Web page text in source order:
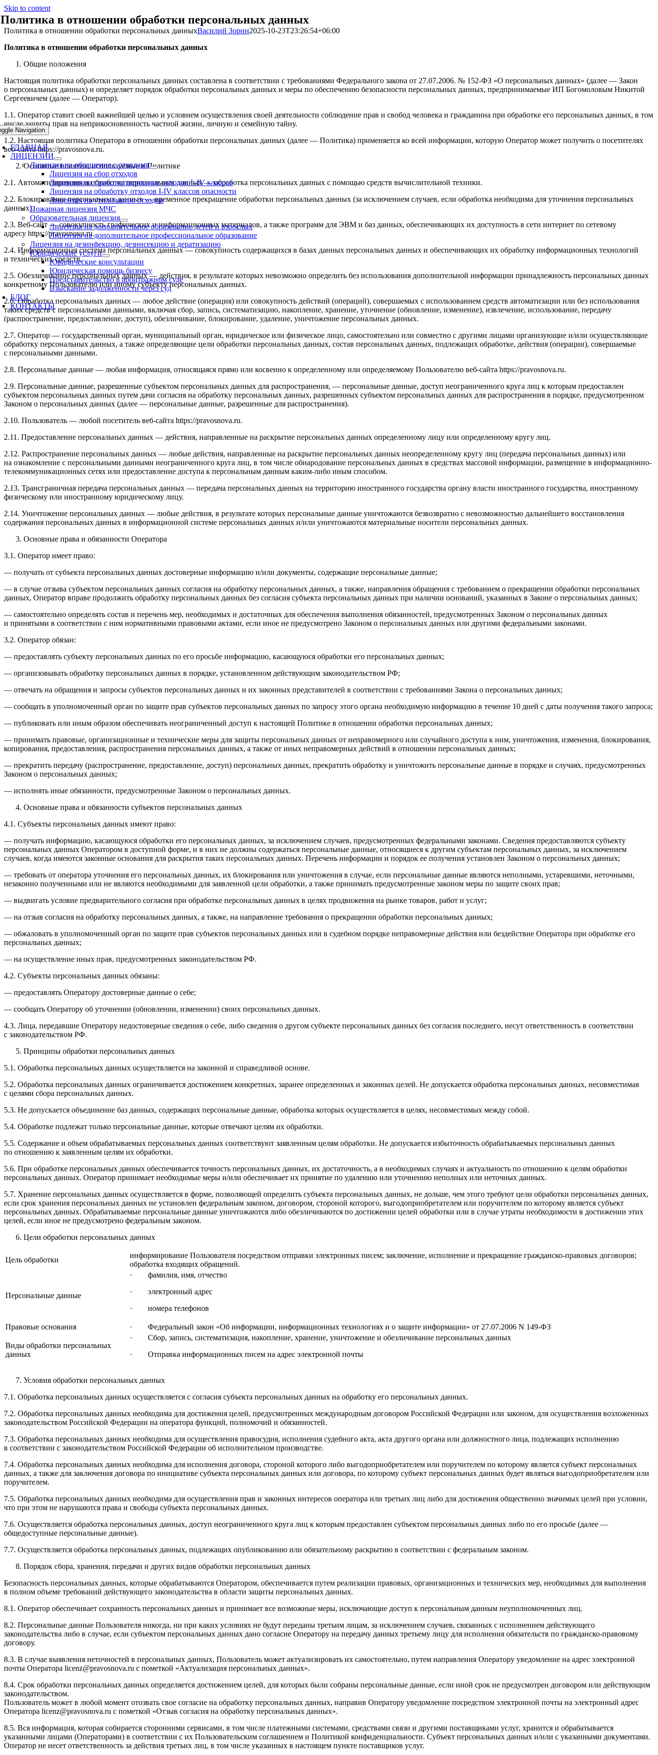
Skip to content
Navigation
ГЛАВНАЯ
ЛИЦЕНЗИИ
Лицензия на обращение с отходами
Лицензия на сбор отходов
Лицензия на транспортирование отходов I–IV классов
Лицензия на обработку отходов I-IV классов опасности
Лицензия на утилизацию отходов
Пожарная лицензия МЧС
Образовательная лицензия
Лицензия на дополнительное образование детей и взрослых
Лицензия на дополнительное профессиональное образование
Лицензия на дезинфекцию, дезинсекцию и дератизацию
Юридические услуги
Юридические консультации
Юридическая помощь бизнесу
Представительство в арбитражном суде
Взыскание задолженности через суд
БЛОГ
КОНТАКТЫ
074-38-32
Политика в отношении обработки персональных данных
Политика в отношении обработки персональных данныхВасилий Зорин2025-10-23T23:26:54+06:00
Политика в отношении обработки персональных данных
Общие положения
Настоящая политика обработки персональных данных составлена в соответствии с требованиями Федерального закона от 27.07.2006. № 152-ФЗ «О персональных данных» (далее — Закон
о персональных данных) и определяет порядок обработки персональных данных и меры по обеспечению безопасности персональных данных, предпринимаемые ИП Богомоловым Никитой
Сергеевичем (далее — Оператор).
1.1. Оператор ставит своей важнейшей целью и условием осуществления своей деятельности соблюдение прав и свобод человека и гражданина при обработке его персональных данных, в том
числе защиты прав на неприкосновенность частной жизни, личную и семейную тайну.
1.2. Настоящая политика Оператора в отношении обработки персональных данных (далее — Политика) применяется ко всей информации, которую Оператор может получить о посетителях
веб-сайта https://pravosnova.ru.
Основные понятия, используемые в Политике
2.1. Автоматизированная обработка персональных данных — обработка персональных данных с помощью средств вычислительной техники.
2.2. Блокирование персональных данных — временное прекращение обработки персональных данных (за исключением случаев, если обработка необходима для уточнения персональных
данных).
2.3. Веб-сайт — совокупность графических и информационных материалов, а также программ для ЭВМ и баз данных, обеспечивающих их доступность в сети интернет по сетевому
адресу https://pravosnova.ru.
2.4. Информационная система персональных данных — совокупность содержащихся в базах данных персональных данных и обеспечивающих их обработку информационных технологий
и технических средств.
2.5. Обезличивание персональных данных — действия, в результате которых невозможно определить без использования дополнительной информации принадлежность персональных данных
конкретному Пользователю или иному субъекту персональных данных.
2.6. Обработка персональных данных — любое действие (операция) или совокупность действий (операций), совершаемых с использованием средств автоматизации или без использования
таких средств с персональными данными, включая сбор, запись, систематизацию, накопление, хранение, уточнение (обновление, изменение), извлечение, использование, передачу
(распространение, предоставление, доступ), обезличивание, блокирование, удаление, уничтожение персональных данных.
2.7. Оператор — государственный орган, муниципальный орган, юридическое или физическое лицо, самостоятельно или совместно с другими лицами организующие и/или осуществляющие
обработку персональных данных, а также определяющие цели обработки персональных данных, состав персональных данных, подлежащих обработке, действия (операции), совершаемые
с персональными данными.
2.8. Персональные данные — любая информация, относящаяся прямо или косвенно к определенному или определяемому Пользователю веб-сайта https://pravosnova.ru.
2.9. Персональные данные, разрешенные субъектом персональных данных для распространения, — персональные данные, доступ неограниченного круга лиц к которым предоставлен
субъектом персональных данных путем дачи согласия на обработку персональных данных, разрешенных субъектом персональных данных для распространения в порядке, предусмотренном
Законом о персональных данных (далее — персональные данные, разрешенные для распространения).
2.10. Пользователь — любой посетитель веб-сайта https://pravosnova.ru.
2.11. Предоставление персональных данных — действия, направленные на раскрытие персональных данных определенному лицу или определенному кругу лиц.
2.12. Распространение персональных данных — любые действия, направленные на раскрытие персональных данных неопределенному кругу лиц (передача персональных данных) или
на ознакомление с персональными данными неограниченного круга лиц, в том числе обнародование персональных данных в средствах массовой информации, размещение в информационно-
телекоммуникационных сетях или предоставление доступа к персональным данным каким-либо иным способом.
2.13. Трансграничная передача персональных данных — передача персональных данных на территорию иностранного государства органу власти иностранного государства, иностранному
физическому или иностранному юридическому лицу.
2.14. Уничтожение персональных данных — любые действия, в результате которых персональные данные уничтожаются безвозвратно с невозможностью дальнейшего восстановления
содержания персональных данных в информационной системе персональных данных и/или уничтожаются материальные носители персональных данных.
Основные права и обязанности Оператора
3.1. Оператор имеет право:
— получать от субъекта персональных данных достоверные информацию и/или документы, содержащие персональные данные;
— в случае отзыва субъектом персональных данных согласия на обработку персональных данных, а также, направления обращения с требованием о прекращении обработки персональных
данных, Оператор вправе продолжить обработку персональных данных без согласия субъекта персональных данных при наличии оснований, указанных в Законе о персональных данных;
— самостоятельно определять состав и перечень мер, необходимых и достаточных для обеспечения выполнения обязанностей, предусмотренных Законом о персональных данных
и принятыми в соответствии с ним нормативными правовыми актами, если иное не предусмотрено Законом о персональных данных или другими федеральными законами.
3.2. Оператор обязан:
— предоставлять субъекту персональных данных по его просьбе информацию, касающуюся обработки его персональных данных;
— организовывать обработку персональных данных в порядке, установленном действующим законодательством РФ;
— отвечать на обращения и запросы субъектов персональных данных и их законных представителей в соответствии с требованиями Закона о персональных данных;
— сообщать в уполномоченный орган по защите прав субъектов персональных данных по запросу этого органа необходимую информацию в течение 10 дней с даты получения такого запроса;
— публиковать или иным образом обеспечивать неограниченный доступ к настоящей Политике в отношении обработки персональных данных;
— принимать правовые, организационные и технические меры для защиты персональных данных от неправомерного или случайного доступа к ним, уничтожения, изменения, блокирования,
копирования, предоставления, распространения персональных данных, а также от иных неправомерных действий в отношении персональных данных;
— прекратить передачу (распространение, предоставление, доступ) персональных данных, прекратить обработку и уничтожить персональные данные в порядке и случаях, предусмотренных
Законом о персональных данных;
— исполнять иные обязанности, предусмотренные Законом о персональных данных.
Основные права и обязанности субъектов персональных данных
4.1. Субъекты персональных данных имеют право:
— получать информацию, касающуюся обработки его персональных данных, за исключением случаев, предусмотренных федеральными законами. Сведения предоставляются субъекту
персональных данных Оператором в доступной форме, и в них не должны содержаться персональные данные, относящиеся к другим субъектам персональных данных, за исключением
случаев, когда имеются законные основания для раскрытия таких персональных данных. Перечень информации и порядок ее получения установлен Законом о персональных данных;
— требовать от оператора уточнения его персональных данных, их блокирования или уничтожения в случае, если персональные данные являются неполными, устаревшими, неточными,
незаконно полученными или не являются необходимыми для заявленной цели обработки, а также принимать предусмотренные законом меры по защите своих прав;
— выдвигать условие предварительного согласия при обработке персональных данных в целях продвижения на рынке товаров, работ и услуг;
— на отзыв согласия на обработку персональных данных, а также, на направление требования о прекращении обработки персональных данных;
— обжаловать в уполномоченный орган по защите прав субъектов персональных данных или в судебном порядке неправомерные действия или бездействие Оператора при обработке его
персональных данных;
— на осуществление иных прав, предусмотренных законодательством РФ.
4.2. Субъекты персональных данных обязаны:
— предоставлять Оператору достоверные данные о себе;
— сообщать Оператору об уточнении (обновлении, изменении) своих персональных данных.
4.3. Лица, передавшие Оператору недостоверные сведения о себе, либо сведения о другом субъекте персональных данных без согласия последнего, несут ответственность в соответствии
с законодательством РФ.
Принципы обработки персональных данных
5.1. Обработка персональных данных осуществляется на законной и справедливой основе.
5.2. Обработка персональных данных ограничивается достижением конкретных, заранее определенных и законных целей. Не допускается обработка персональных данных, несовместимая
с целями сбора персональных данных.
5.3. Не допускается объединение баз данных, содержащих персональные данные, обработка которых осуществляется в целях, несовместимых между собой.
5.4. Обработке подлежат только персональные данные, которые отвечают целям их обработки.
5.5. Содержание и объем обрабатываемых персональных данных соответствуют заявленным целям обработки. Не допускается избыточность обрабатываемых персональных данных
по отношению к заявленным целям их обработки.
5.6. При обработке персональных данных обеспечивается точность персональных данных, их достаточность, а в необходимых случаях и актуальность по отношению к целям обработки
персональных данных. Оператор принимает необходимые меры и/или обеспечивает их принятие по удалению или уточнению неполных или неточных данных.
5.7. Хранение персональных данных осуществляется в форме, позволяющей определить субъекта персональных данных, не дольше, чем этого требуют цели обработки персональных данных,
если срок хранения персональных данных не установлен федеральным законом, договором, стороной которого, выгодоприобретателем или поручителем по которому является субъект
персональных данных. Обрабатываемые персональные данные уничтожаются либо обезличиваются по достижении целей обработки или в случае утраты необходимости в достижении этих
целей, если иное не предусмотрено федеральным законом.
Цели обработки персональных данных
Цель обработки
информирование Пользователя посредством отправки электронных писем; заключение, исполнение и прекращение гражданско-правовых договоров;
обработка входящих обращений.
Персональные данные
· фамилия, имя, отчество
· электронный адрес
· номера телефонов
Правовые основания · Федеральный закон «Об информации, информационных технологиях и о защите информации» от 27.07.2006 N 149-ФЗ
Виды обработки персональных
данных
· Сбор, запись, систематизация, накопление, хранение, уничтожение и обезличивание персональных данных
· Отправка информационных писем на адрес электронной почты
Условия обработки персональных данных
7.1. Обработка персональных данных осуществляется с согласия субъекта персональных данных на обработку его персональных данных.
7.2. Обработка персональных данных необходима для достижения целей, предусмотренных международным договором Российской Федерации или законом, для осуществления возложенных
законодательством Российской Федерации на оператора функций, полномочий и обязанностей.
7.3. Обработка персональных данных необходима для осуществления правосудия, исполнения судебного акта, акта другого органа или должностного лица, подлежащих исполнению
в соответствии с законодательством Российской Федерации об исполнительном производстве.
7.4. Обработка персональных данных необходима для исполнения договора, стороной которого либо выгодоприобретателем или поручителем по которому является субъект персональных
данных, а также для заключения договора по инициативе субъекта персональных данных или договора, по которому субъект персональных данных будет являться выгодоприобретателем или
поручителем.
7.5. Обработка персональных данных необходима для осуществления прав и законных интересов оператора или третьих лиц либо для достижения общественно значимых целей при условии,
что при этом не нарушаются права и свободы субъекта персональных данных.
7.6. Осуществляется обработка персональных данных, доступ неограниченного круга лиц к которым предоставлен субъектом персональных данных либо по его просьбе (далее —
общедоступные персональные данные).
7.7. Осуществляется обработка персональных данных, подлежащих опубликованию или обязательному раскрытию в соответствии с федеральным законом.
Порядок сбора, хранения, передачи и других видов обработки персональных данных
Безопасность персональных данных, которые обрабатываются Оператором, обеспечивается путем реализации правовых, организационных и технических мер, необходимых для выполнения
в полном объеме требований действующего законодательства в области защиты персональных данных.
8.1. Оператор обеспечивает сохранность персональных данных и принимает все возможные меры, исключающие доступ к персональным данным неуполномоченных лиц.
8.2. Персональные данные Пользователя никогда, ни при каких условиях не будут переданы третьим лицам, за исключением случаев, связанных с исполнением действующего
законодательства либо в случае, если субъектом персональных данных дано согласие Оператору на передачу данных третьему лицу для исполнения обязательств по гражданско-правовому
договору.
8.3. В случае выявления неточностей в персональных данных, Пользователь может актуализировать их самостоятельно, путем направления Оператору уведомление на адрес электронной
почты Оператора licenz@pravosnova.ru с пометкой «Актуализация персональных данных».
8.4. Срок обработки персональных данных определяется достижением целей, для которых были собраны персональные данные, если иной срок не предусмотрен договором или действующим
законодательством.
Пользователь может в любой момент отозвать свое согласие на обработку персональных данных, направив Оператору уведомление посредством электронной почты на электронный адрес
Оператора licenz@pravosnova.ru с пометкой «Отзыв согласия на обработку персональных данных».
8.5. Вся информация, которая собирается сторонними сервисами, в том числе платежными системами, средствами связи и другими поставщиками услуг, хранится и обрабатывается
указанными лицами (Операторами) в соответствии с их Пользовательским соглашением и Политикой конфиденциальности. Субъект персональных данных и/или с указанными документами.
Оператор не несет ответственность за действия третьих лиц, в том числе указанных в настоящем пункте поставщиков услуг.